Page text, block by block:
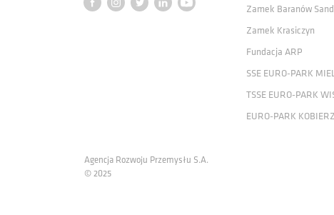
Zamek Baranów
Zamek Krasiczyn
Fundacja ARP
SSE EURO-PARK
TSSE EURO-PARK
EURO-PARK
Agencja Rozwoju Przemysłu S.A.
© 2025